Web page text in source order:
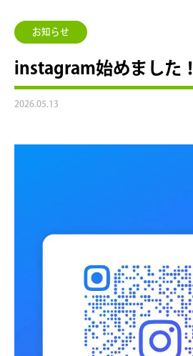
お知らせ
instagram始めました！
2026.05.13